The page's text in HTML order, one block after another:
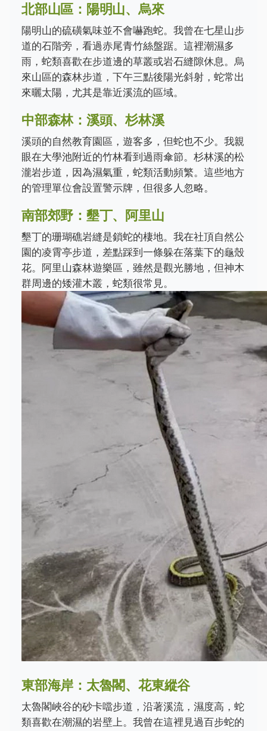
北部山區：陽明山、烏來
陽明山的硫磺氣味並不會嚇跑蛇。我曾在七星山步
道的石階旁，看過赤尾青竹絲盤踞。這裡潮濕多
雨，蛇類喜歡在步道邊的草叢或岩石縫隙休息。烏
來山區的森林步道，下午三點後陽光斜射，蛇常出
來曬太陽，尤其是靠近溪流的區域。
中部森林：溪頭、杉林溪
溪頭的自然教育園區，遊客多，但蛇也不少。我親
眼在大學池附近的竹林看到過雨傘節。杉林溪的松
瀧岩步道，因為濕氣重，蛇類活動頻繁。這些地方
的管理單位會設置警示牌，但很多人忽略。
南部郊野：墾丁、阿里山
墾丁的珊瑚礁岩縫是鎖蛇的棲地。我在社頂自然公
園的凌霄亭步道，差點踩到一條躲在落葉下的龜殼
花。阿里山森林遊樂區，雖然是觀光勝地，但神木
群周邊的矮灌木叢，蛇類很常見。
東部海岸：太魯閣、花東縱谷
太魯閣峽谷的砂卡噹步道，沿著溪流，濕度高，蛇
類喜歡在潮濕的岩壁上。我曾在這裡見過百步蛇的